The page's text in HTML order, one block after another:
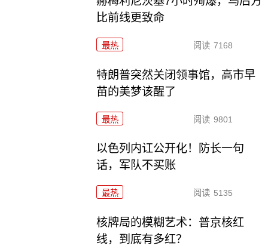
比前线更致命
最热 阅读 7168
特朗普突然关闭领事馆，高市早
苗的美梦该醒了
最热 阅读 9801
以色列内讧公开化！防长一句
话，军队不买账
最热 阅读 5135
核牌局的模糊艺术：普京核红
线，到底有多红？